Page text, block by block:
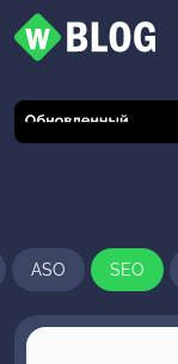
ASO SEO